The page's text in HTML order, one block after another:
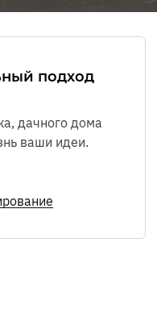
подход
дачного дома
ваши идеи.